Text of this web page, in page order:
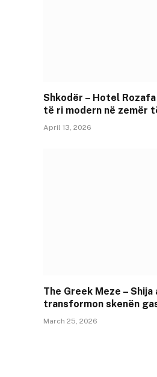
Shkodër – Hotel
të ri modern në zemër
April 13, 2026
The Greek Meze –
transformon skenën
March 25, 2026